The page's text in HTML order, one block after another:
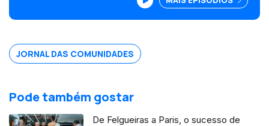
na Venezuela do que para Portugal.
Edição Isabel Gaspar Dias
JORNAL DAS COMUNIDADES
Pode também gostar
De Felgueiras a Paris, o sucesso de